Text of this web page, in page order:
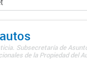
Subsecretaría de
de la Propiedad del